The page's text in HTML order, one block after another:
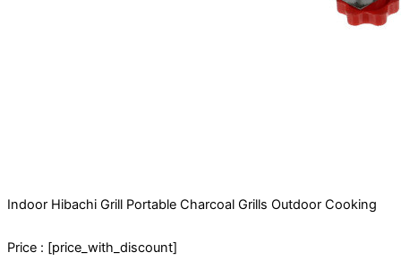
Indoor Hibachi Grill Portable Charcoal Grills Outdoor Cooking
Price : [price_with_discount]